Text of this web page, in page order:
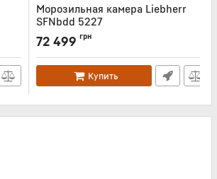
Морозильная камера Liebherr
SFNbdd 5227
Артикул: SFNBDD5227
72 499 грн
Купить